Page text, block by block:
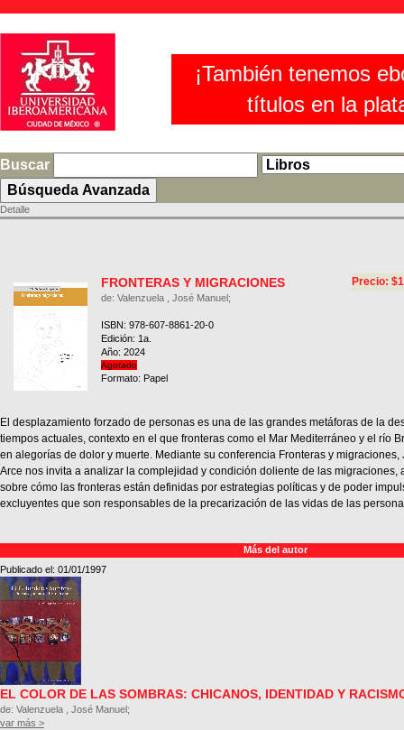
¡También tenemos
títulos en la
Buscar
Detalle
FRONTERAS Y MIGRACIONES Precio:
de: Valenzuela , José Manuel;
ISBN: 978-607-8861-20-0
Edición: 1a.
Año: 2024
Agotado
Formato: Papel
El desplazamiento forzado de personas es una de las grandes metáforas de la
tiempos actuales, contexto en el que fronteras como el Mar Mediterráneo y el río
en alegorías de dolor y muerte. Mediante su conferencia Fronteras y
Arce nos invita a analizar la complejidad y condición doliente de las migraciones,
sobre cómo las fronteras están definidas por estrategias políticas y de poder
excluyentes que son responsables de la precarización de las vidas de las
Más del autor
Publicado el: 01/01/1997
EL COLOR DE LAS SOMBRAS: CHICANOS, IDENTIDAD Y
de: Valenzuela , José Manuel;
var más >